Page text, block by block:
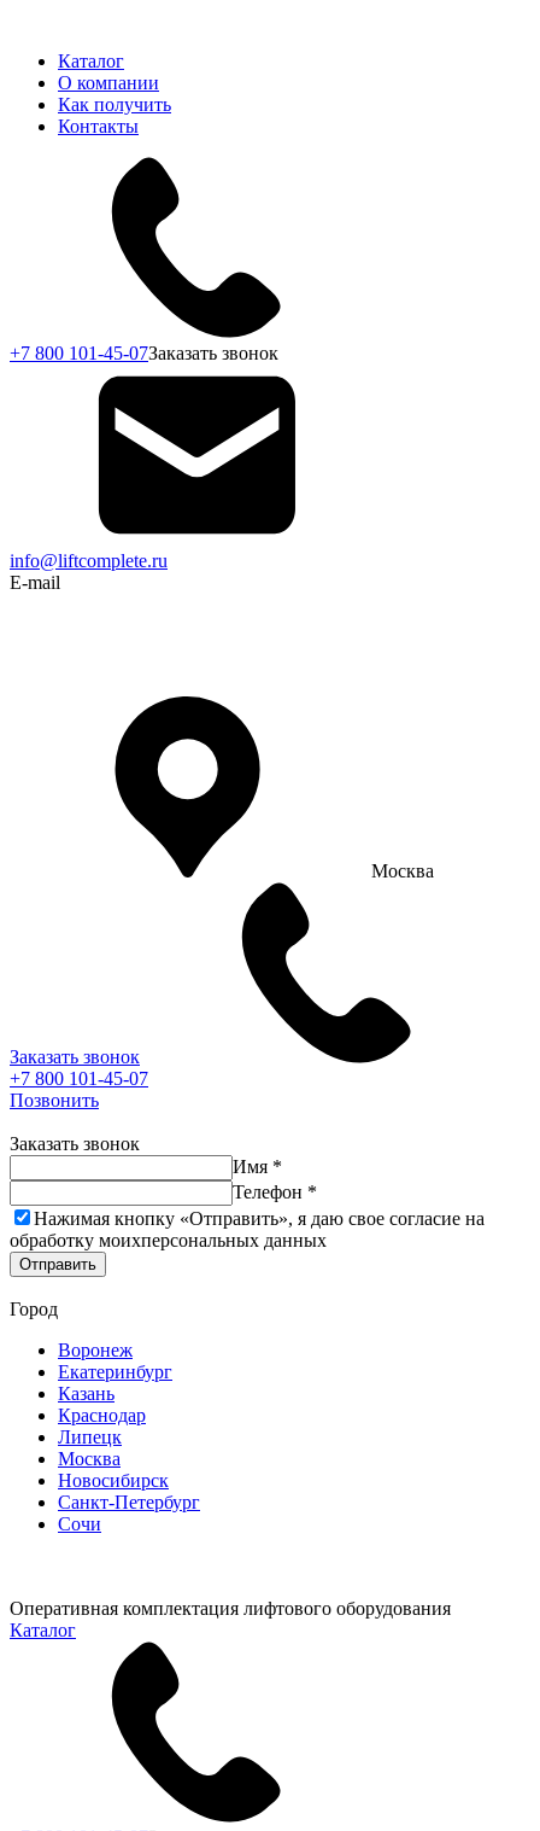
Каталог
О компании
Как получить
Контакты
+7 800 101-45-07Заказать звонок
info@liftcomplete.ru
E-mail
Москва
Заказать звонок
+7 800 101-45-07
Позвонить
Заказать звонок
Имя *
Телефон *
Нажимая кнопку «Отправить», я даю свое согласие на
обработку моихперсональных данных
Отправить
Город
Воронеж
Екатеринбург
Казань
Краснодар
Липецк
Москва
Новосибирск
Санкт-Петербург
Сочи
Оперативная комплектация лифтового оборудования
Каталог